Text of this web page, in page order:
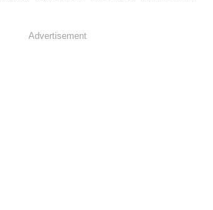
Advertisement